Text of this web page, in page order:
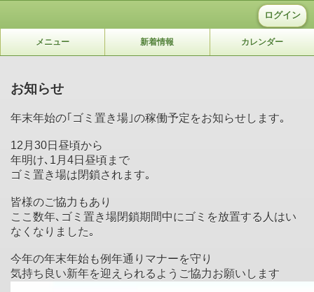
ログイン
メニュー 新着情報 カレンダー
お知らせ
年末年始の｢ゴミ置き場｣の稼働予定をお知らせします｡
12月30日昼頃から
年明け､1月4日昼頃まで
ゴミ置き場は閉鎖されます｡
皆様のご協力もあり
ここ数年､ゴミ置き場閉鎖期間中にゴミを放置する人はい
なくなりました｡
今年の年末年始も例年通りマナーを守り
気持ち良い新年を迎えられるようご協力お願いします